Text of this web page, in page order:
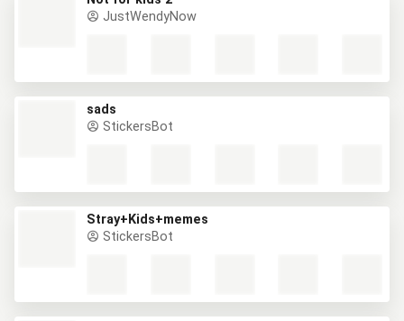
JustWendyNow
sads
StickersBot
Stray+Kids+memes
StickersBot